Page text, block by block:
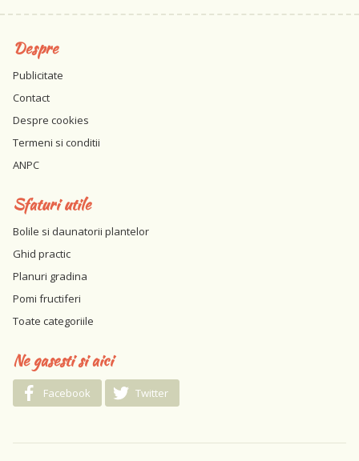
Despre
Publicitate
Contact
Despre cookies
Termeni si conditii
ANPC
Sfaturi utile
Bolile si daunatorii plantelor
Ghid practic
Planuri gradina
Pomi fructiferi
Toate categoriile
Ne gasesti si aici
Facebook Twitter